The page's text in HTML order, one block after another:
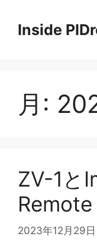
Inside
月:
ZV-1と
Remote
2023年12月29日